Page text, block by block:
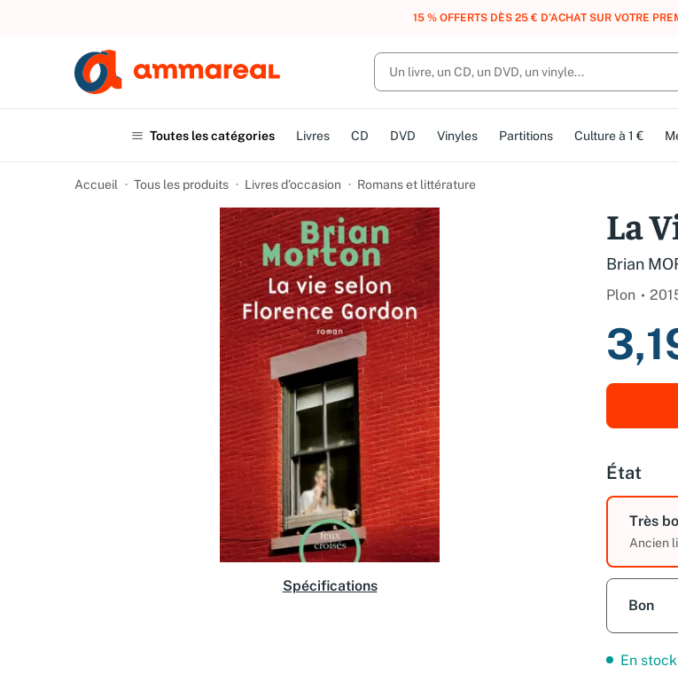
UN ACHAT, DES POINTS, DES RÉCOMPENSES :REJOIGNEZ
Toutes les catégories Livres CD DVD Vinyles Partitions Culture à 1 €
Accueil Tous les produits Livres d’occasion Romans et littérature
Spécifications
La
Brian
Plon
État
Très
Ancien
Bon
En stock